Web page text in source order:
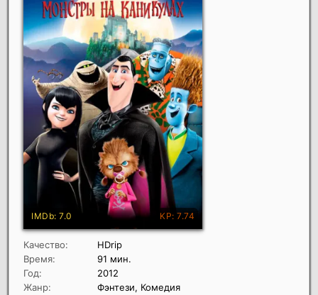
Качество:
HDrip
Время:
91 мин.
Год:
2012
Жанр:
Фэнтези, Комедия